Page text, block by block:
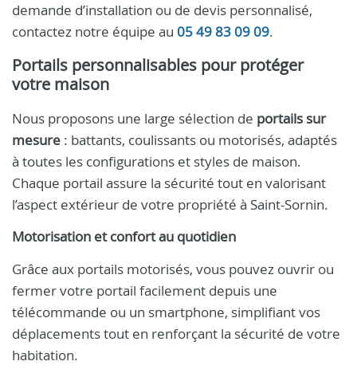
demande d’installation ou de devis personnalisé,
contactez notre équipe au 05 49 83 09 09.
Portails personnalisables pour protéger
votre maison
Nous proposons une large sélection de portails sur
mesure : battants, coulissants ou motorisés, adaptés
à toutes les configurations et styles de maison.
Chaque portail assure la sécurité tout en valorisant
l’aspect extérieur de votre propriété à Saint-Sornin.
Motorisation et confort au quotidien
Grâce aux portails motorisés, vous pouvez ouvrir ou
fermer votre portail facilement depuis une
télécommande ou un smartphone, simplifiant vos
déplacements tout en renforçant la sécurité de votre
habitation.